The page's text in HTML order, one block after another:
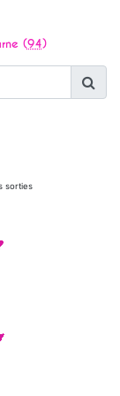
(94)
sorties